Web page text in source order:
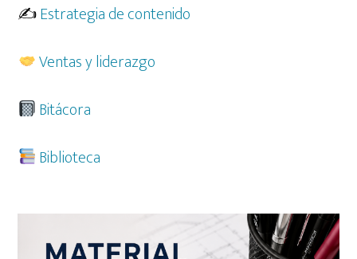
✍️Estrategia de contenido
Ventas y liderazgo
Bitácora
Biblioteca